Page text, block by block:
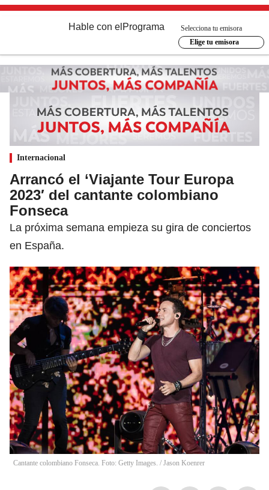
Hable con el Programa
Selecciona tu emisora
Elige tu emisora
Internacional
Arrancó el ‘Viajante Tour Europa
2023′ del cantante colombiano
Fonseca
La próxima semana empieza su gira de conciertos
en España.
Cantante colombiano Fonseca. Foto: Getty Images. / Jason Koenrer